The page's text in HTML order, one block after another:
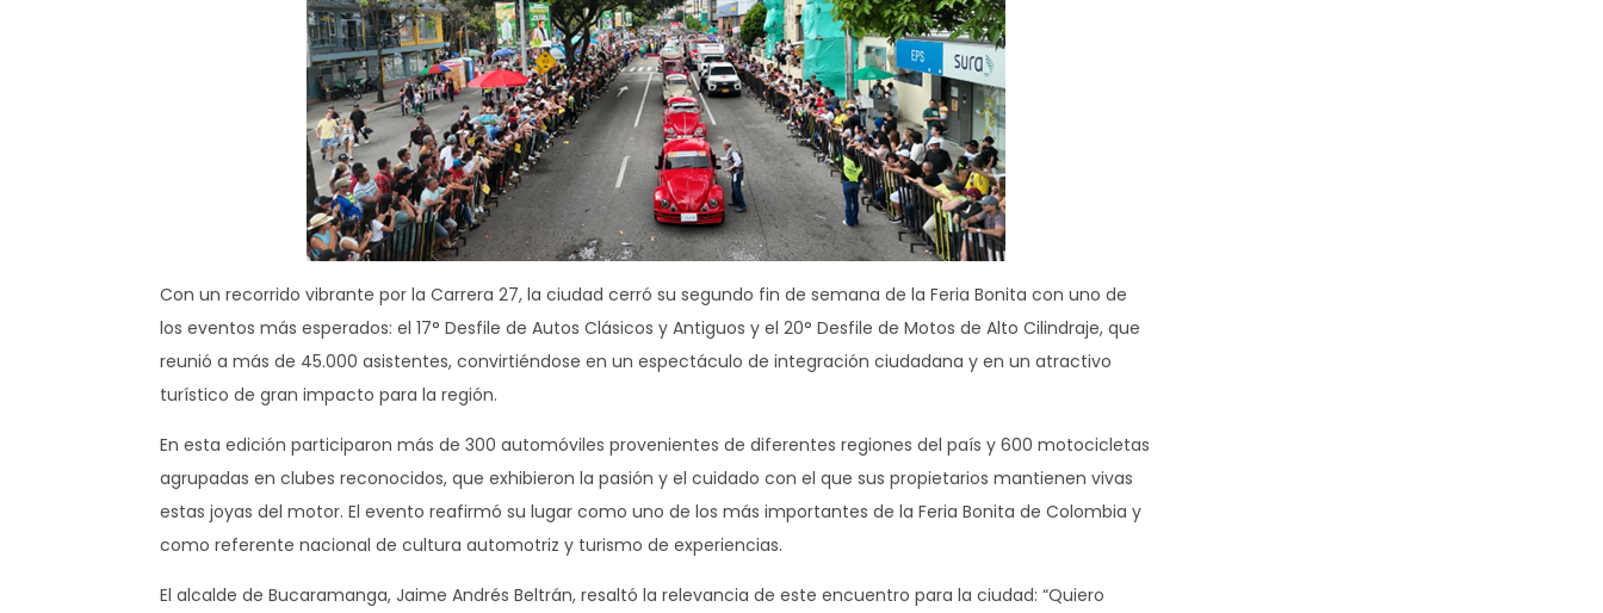
Con un recorrido vibrante por la Carrera 27, la ciudad cerró su segundo fin de semana de la Feria Bonita con uno de
los eventos más esperados: el 17° Desfile de Autos Clásicos y Antiguos y el 20° Desfile de Motos de Alto Cilindraje, que
reunió a más de 45.000 asistentes, convirtiéndose en un espectáculo de integración ciudadana y en un atractivo
turístico de gran impacto para la región.
En esta edición participaron más de 300 automóviles provenientes de diferentes regiones del país y 600 motocicletas
agrupadas en clubes reconocidos, que exhibieron la pasión y el cuidado con el que sus propietarios mantienen vivas
estas joyas del motor. El evento reafirmó su lugar como uno de los más importantes de la Feria Bonita de Colombia y
como referente nacional de cultura automotriz y turismo de experiencias.
El alcalde de Bucaramanga, Jaime Andrés Beltrán, resaltó la relevancia de este encuentro para la ciudad: “Quiero